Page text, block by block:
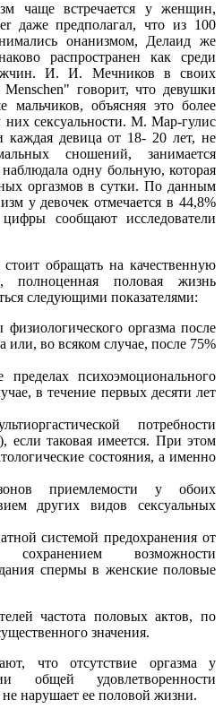
чаще встречается у женщин,
даже предполагал, что из 100
онанизмом, Делаид же
распространен как среди
И. И. Мечников в своих
говорит, что девушки
мальчиков, объясняя это более
сексуальности. М. Мар-гулис
каждая девица от 18- 20 лет, не
сношений, занимается
одну больную, которая
оргазмов в сутки. По данным
у девочек отмечается в 44,8%
сообщают исследователи
обращать на качественную
полноценная половая жизнь
следующими показателями:
оргазма после
или, во всяком случае, после 75%
психоэмоционального
в течение первых десяти лет
потребности
если таковая имеется. При этом
состояния, а именно
приемлемости у обоих
других видов сексуальных
системой предохранения от
возможности
спермы в женские половые
частота половых актов, по
значения.
что отсутствие оргазма у
удовлетворенности
нарушает ее половой жизни.